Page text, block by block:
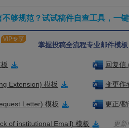
够规范？试试稿件自查工具，一
VIP专享
掌握投稿全流程专业邮件模
回复信
Extension) 模板 变更作
Letter) 模板 更正/
of institutional Email) 模板 更